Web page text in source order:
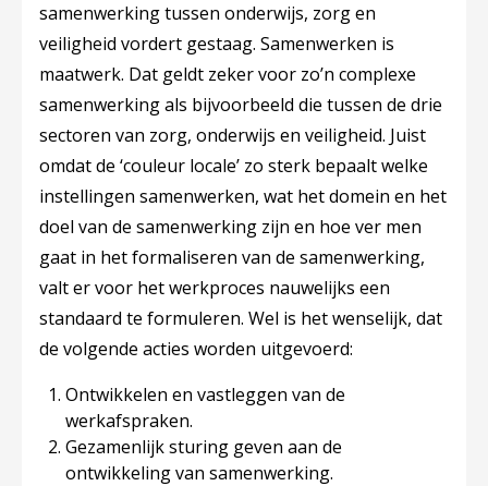
samenwerking tussen onderwijs, zorg en
veiligheid vordert gestaag. Samenwerken is
maatwerk. Dat geldt zeker voor zo’n complexe
samenwerking als bijvoorbeeld die tussen de drie
sectoren van zorg, onderwijs en veiligheid. Juist
omdat de ‘couleur locale’ zo sterk bepaalt welke
instellingen samenwerken, wat het domein en het
doel van de samenwerking zijn en hoe ver men
gaat in het formaliseren van de samenwerking,
valt er voor het werkproces nauwelijks een
standaard te formuleren. Wel is het wenselijk, dat
de volgende acties worden uitgevoerd:
Ontwikkelen en vastleggen van de
werkafspraken.
Gezamenlijk sturing geven aan de
ontwikkeling van samenwerking.